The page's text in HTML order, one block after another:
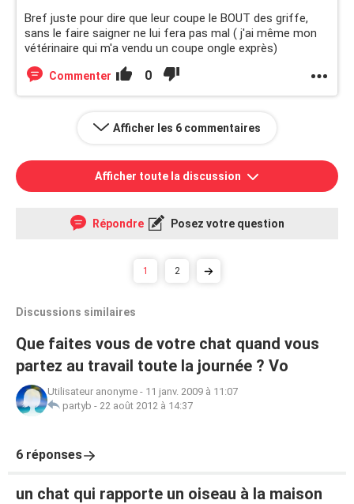
Bref juste pour dire que leur coupe le BOUT des griffe,
sans le faire saigner ne lui fera pas mal ( j'ai même mon
vétérinaire qui m'a vendu un coupe ongle exprès)
Commenter 0
Afficher les 6 commentaires
Afficher toute la discussion
Répondre Posez votre question
1 2
Discussions similaires
Que faites vous de votre chat quand vous
partez au travail toute la journée ? Vo
Utilisateur anonyme - 11 janv. 2009 à 11:07
partyb - 22 août 2012 à 14:37
6 réponses
un chat qui rapporte un oiseau à la maison